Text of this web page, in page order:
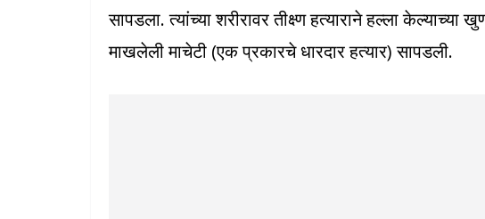
सापडला. त्यांच्या शरीरावर तीक्ष्ण हत्याराने हल्ला
माखलेली माचेटी (एक प्रकारचे धारदार हत्यार) सापडली.